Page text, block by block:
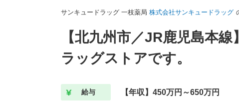
サンキュードラッグ 一枝薬局 株式会社サンキュードラッグ
【北九州市／JR鹿児島本
ラッグストアです。
給与 【年収】450万円～650万円